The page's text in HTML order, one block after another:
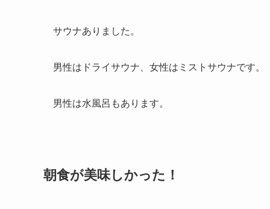
サウナありました。
男性はドライサウナ、女性はミストサウナです。
男性は水風呂もあります。
朝食が美味しかった！